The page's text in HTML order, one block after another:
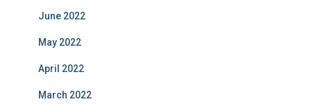
June 2022
May 2022
April 2022
March 2022